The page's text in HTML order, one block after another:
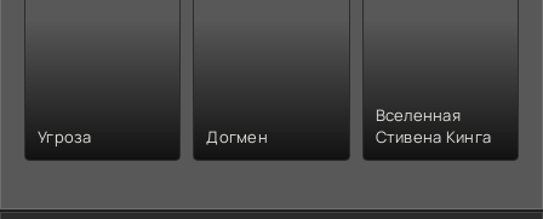
Угроза Догмен
Вселенная
Стивена Кинга